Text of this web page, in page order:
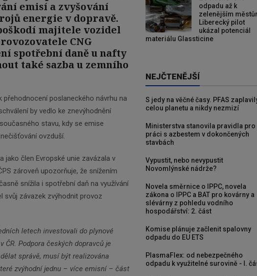
emisí a zvyšování
energie v dopravě.
majitele vozidel
CNG
spotřební daně u nafty
také sazba u zemního
přehodnocení poslaneckého návrhu na
by vedlo ke znevýhodnění
stavu, kdy se emise
ovzduší.
jako člen Evropské unie zavázala v
zároveň upozorňuje, že snížením
snížila i spotřební daň na využívání
svůj závazek zvýhodnit provoz
letech investovali do plynové
Podpora českých dopravců je
správě, musí být realizována
zvýhodní jednu – více emisní – část
odpadu až k
zelenějším
Liberecký pilot
ukázal potenciál
materiálu Glassticine
NEJČTENĚJŠÍ
S jedy na věčné časy. PFAS
celou planetu a nikdy nezmizí
Ministerstva stanovila pravidla pro
práci s azbestem v dokončených
stavbách
Vypustit, nebo nevypustit
Novomlýnské nádrže?
Novela směrnice o IPPC, novela
zákona o IPPC a BAT pro kovárny a
slévárny z pohledu vodního
hospodářství: 2. část
Komise plánuje začlenit spalovny
odpadu do EU ETS
PlasmaFlex: od nebezpečného
odpadu k využitelné surovině - I.